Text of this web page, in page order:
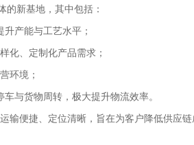
的新基地，其中包括：
产能与工艺水平；
化、定制化产品需求；
环境；
与货物周转，极大提升物流效率。
捷、定位清晰，旨在为客户降低供应链